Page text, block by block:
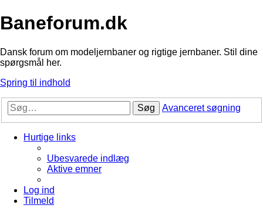
Baneforum.dk
Dansk forum om modeljernbaner og rigtige jernbaner. Stil dine
spørgsmål her.
Spring til indhold
Søg Avanceret søgning
Hurtige links
Ubesvarede indlæg
Aktive emner
Log ind
Tilmeld